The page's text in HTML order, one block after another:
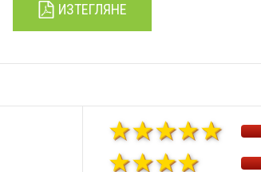
ИЗТЕГЛЯНЕ